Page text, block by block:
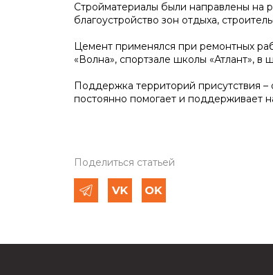
Стройматериалы были направлены на
благоустройство зон отдыха,
Цемент применялся при ремонтных
«Волна», спортзале школы «Атлант», в
Поддержка территорий присутствия
постоянно помогает и поддерживает
Поделиться статьей